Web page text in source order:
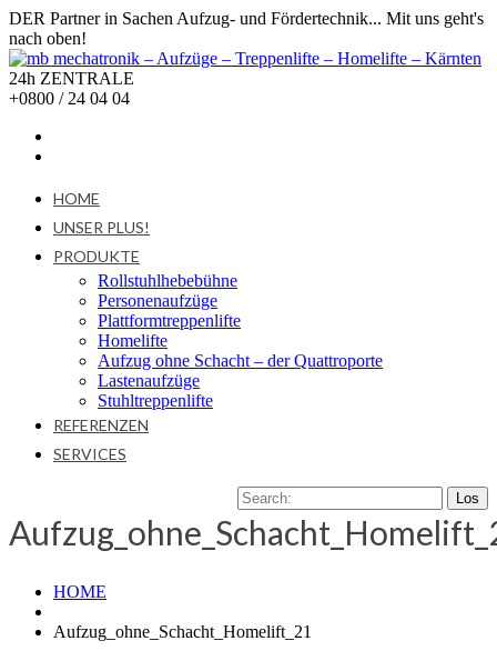
DER Partner in Sachen Aufzug- und Fördertechnik... Mit uns geht's
nach oben!
24h ZENTRALE
+0800 / 24 04 04
HOME
UNSER PLUS!
PRODUKTE
Rollstuhlhebebühne
Personenaufzüge
Plattformtreppenlifte
Homelifte
Aufzug ohne Schacht – der Quattroporte
Lastenaufzüge
Stuhltreppenlifte
REFERENZEN
SERVICES
HOME
Aufzug_ohne_Schacht_Homelift_21